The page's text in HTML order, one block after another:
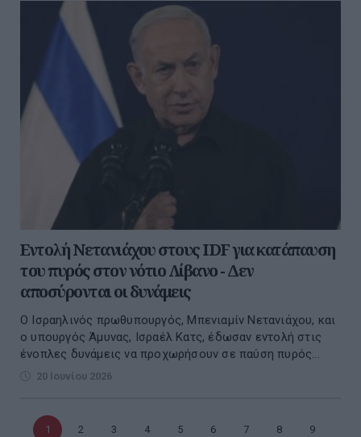
Εντολή Νετανιάχου στους IDF για κατάπαυση
του πυρός στον νότιο Λίβανο - Δεν
αποσύρονται οι δυνάμεις
Ο Ισραηλινός πρωθυπουργός, Μπενιαμίν Νετανιάχου, και
ο υπουργός Άμυνας, Ισραέλ Κατς, έδωσαν εντολή στις
ένοπλες δυνάμεις να προχωρήσουν σε παύση πυρός...
20 Ιουνίου 2026
Τρέχουσα
1 Σελίδα
2 Σελίδα
3 Σελίδα
4 Σελίδα
5 Σελίδα
6 Σελίδα
7 Σελίδα
8 Σελίδα
9